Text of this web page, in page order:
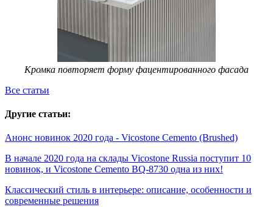
Кромка повторяет форму фацентированного фасада
Все статьи
Другие статьи:
Анонс новинок 2020 года - Vicostone Cemento (Brushed)
В начале 2020 года на склады Vicostone Russia поступит 10
новинок, и Vicostone Cemento BQ-8730 одна из них!
Классический стиль в интерьере: описание, особенности и
современные решения